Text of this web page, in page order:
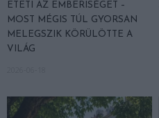
ETETI AZ EMBERISÉGET –
MOST MÉGIS TÚL GYORSAN
MELEGSZIK KÖRÜLÖTTE A
VILÁG